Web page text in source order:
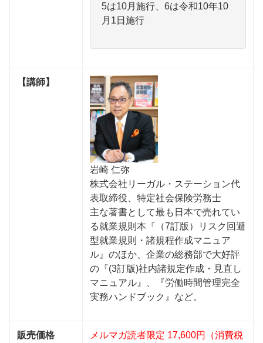
5は10月施行、6は令和10年10
月1日施行
【講師】
岩崎 仁弥
株式会社リーガル・ステーション代
表取締役、特定社会保険労務⼠
主な著書として最も日本で売れてい
る就業規則本『（7訂版）リスク回避
型就業規則・諸規程作成マニュア
ル』のほか、企業の総務部で大好評
の『(3訂版)社内諸規定作成・見直し
マニュアル』、『労働時間管理完全
実務ハンドブック』など。
販売価格
メルマガ読者限定 17,600円（消費税